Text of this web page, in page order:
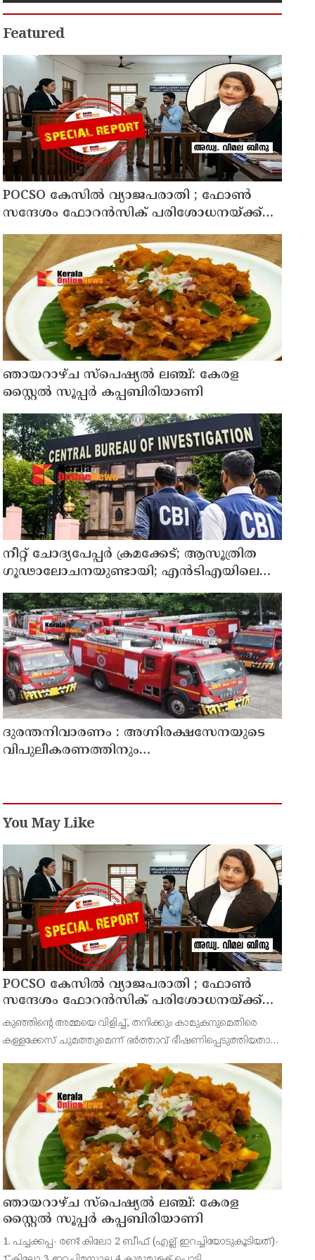
Featured
POCSO കേസിൽ വ്യാജപരാതി ; ഫോൺ
സന്ദേശം ഫോറൻസിക് പരിശോധനയ്ക്ക്
ഹൈക്കോടതി നിർദേശം; പ്രതിയെ
വെറുതെവിട്ട് ആലുവ ഫാസ്റ്റ് ട്രാക്ക് കോടതി
ഞായറാഴ്ച സ്പെഷ്യൽ ലഞ്ച്: കേരള
സ്റ്റൈൽ സൂപ്പർ കപ്പബിരിയാണി
നീറ്റ് ചോദ്യപേപ്പര്‍ ക്രമക്കേട്; ആസൂത്രിത
ഗൂഢാലോചനയുണ്ടായി; എന്‍ടിഎയിലെ
മൂന്ന് സബ്ജക്ട് വിദഗ്ധര്‍ക്ക് പങ്കുണ്ടെന്ന
നിർണായക കണ്ടെത്തലുമായി സിബിഐ
ദുരന്തനിവാരണം : അഗ്നിരക്ഷസേനയുടെ
വിപുലീകരണത്തിനും
You May Like
POCSO കേസിൽ വ്യാജപരാതി ; ഫോൺ
സന്ദേശം ഫോറൻസിക് പരിശോധനയ്ക്ക്
ഹൈക്കോടതി നിർദേശം; പ്രതിയെ
വെറുതെവിട്ട് ആലുവ ഫാസ്റ്റ് ട്രാക്ക് കോടതി
കുഞ്ഞിന്റെ അമ്മയെ വിളിച്ച്, തനിക്കും കാമുകനുമെതിരെ
കള്ളക്കേസ് ചുമത്തുമെന്ന് ഭർത്താവ് ഭീഷണിപ്പെടുത്തിയതായി
പരിശോധിച്ച് റിപ്പോർട്ട് കോടതിയിൽ സമർപ്പിക്കണമെന്
ഞായറാഴ്ച സ്പെഷ്യൽ ലഞ്ച്: കേരള
സ്റ്റൈൽ സൂപ്പർ കപ്പബിരിയാണി
1. പച്ചക്കപ്പ- രണ്ട് കിലോ 2 ബീഫ് (എല്ല് ഇറച്ചിയോടുകൂടിയത്)-